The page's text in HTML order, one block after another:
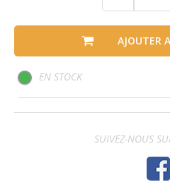
AJOUTER
EN STOCK
SUIVEZ-NOUS